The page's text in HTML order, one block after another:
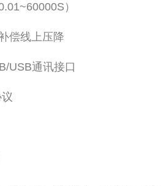
）
偿线上压降
USB通讯接口